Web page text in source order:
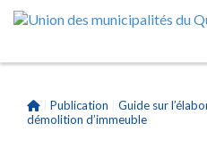
Publication
Guide sur
démolition d’immeuble